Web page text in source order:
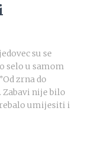
su se
selo u samom
zrna do
Zabavi nije bilo
umijesiti i